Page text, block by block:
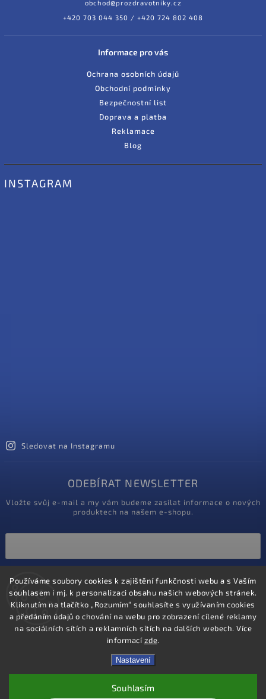
Používáme soubory cookies k zajištění funkčnosti webu a s Vaším
souhlasem i mj. k personalizaci obsahu našich webových stránek.
Kliknutím na tlačítko „Rozumím“ souhlasíte s využívaním cookies
a předáním údajů o chování na webu pro zobrazení cílené reklamy
na sociálních sítích a reklamních sítích na dalších webech. Více
informacízde.
Nastavení
Souhlasím
obchod@prozdravotniky.cz
+420 703 044 350 / +420 724 802 408
Informace pro vás
Ochrana osobních údajů
Obchodní podmínky
Bezpečnostní list
Doprava a platba
Reklamace
Blog
INSTAGRAM
Sledovat na Instagramu
ODEBÍRAT NEWSLETTER
Vložte svůj e-mail a my vám budeme zasílat informace o nových
produktech na našem e-shopu.
podmínkami ochrany osobních údajů
Přihlásit se